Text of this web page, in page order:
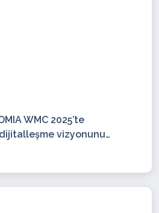
WMC 2025’te
vizyonunu